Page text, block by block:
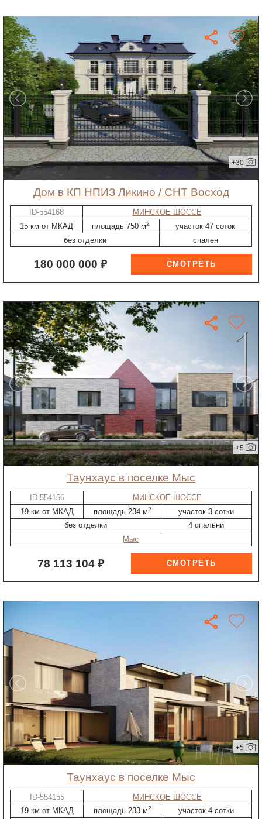
+30
дом в КП НПИЗ Ликино / СНТ Восход
ID-554168
МИНСКОЕ ШОССЕ
15 км от МКАД
площадь 750 м2
участок 47 соток
без отделки
спален
180 000 000 ₽
+5
таунхаус в поселке Мыс
ID-554156
МИНСКОЕ ШОССЕ
19 км от МКАД
площадь 234 м2
участок 3 сотки
без отделки
4 спальни
Мыс
78 113 104 ₽
+5
таунхаус в поселке Мыс
ID-554155
МИНСКОЕ ШОССЕ
19 км от МКАД
площадь 233 м2 участок 4 сотки